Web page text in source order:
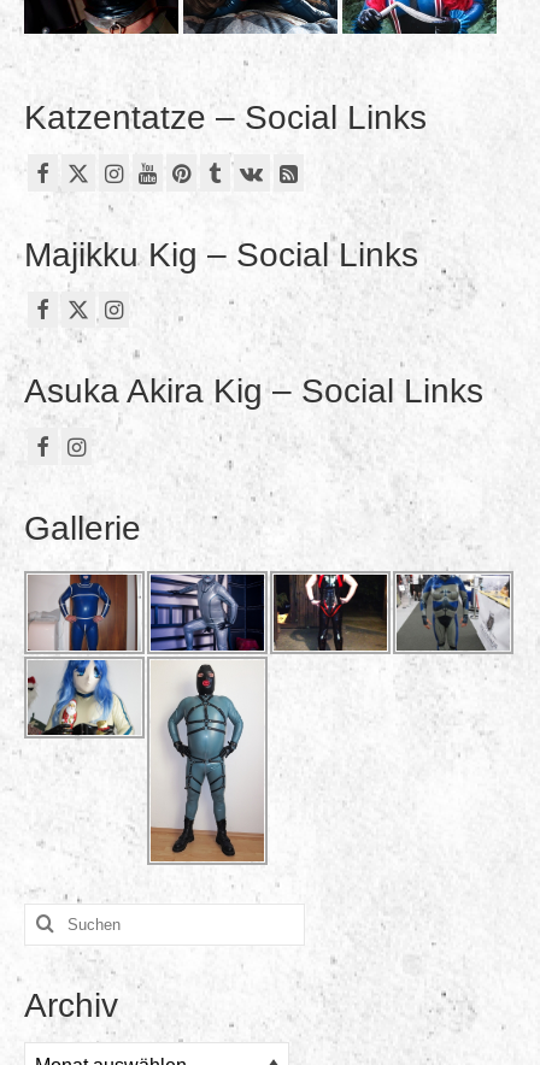
Katzentatze – Social Links
Majikku Kig – Social Links
Asuka Akira Kig – Social Links
Gallerie
Suchen
nach:
Archiv